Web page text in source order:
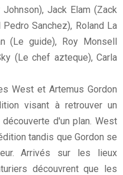
Jack Elam (Zack
Sanchez), Roland La
(Le guide), Roy Monsell
(Le chef azteque), Carla
West et Artemus Gordon
visant à retrouver un
d'un plan. West
tandis que Gordon se
Arrivés sur les lieux
découvrent que les